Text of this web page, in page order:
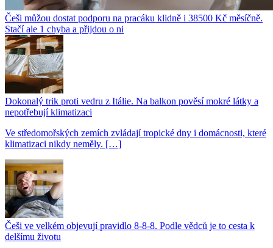
Češi můžou dostat podporu na pracáku klidně i 38500 Kč měsíčně.
Stačí ale 1 chyba a přijdou o ni
Dokonalý trik proti vedru z Itálie. Na balkon pověsí mokré látky a
nepotřebují klimatizaci
Ve středomořských zemích zvládají tropické dny i domácnosti, které
klimatizaci nikdy neměly. […]
Češi ve velkém objevují pravidlo 8-8-8. Podle vědců je to cesta k
delšímu životu